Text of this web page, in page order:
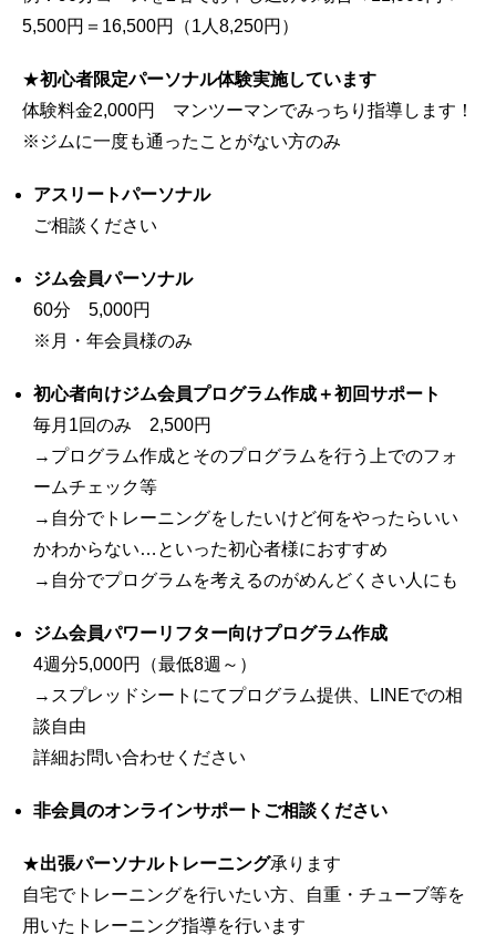
5,500円＝16,500円（1人8,250円）
★初心者限定パーソナル体験実施しています
体験料金2,000円 マンツーマンでみっちり指導します！
※ジムに一度も通ったことがない方のみ
アスリートパーソナル
ご相談ください
ジム会員パーソナル
60分 5,000円
※月・年会員様のみ
初心者向けジム会員プログラム作成＋初回サポート
毎月1回のみ 2,500円
→プログラム作成とそのプログラムを行う上でのフォ
ームチェック等
→自分でトレーニングをしたいけど何をやったらいい
かわからない…といった初心者様におすすめ
→自分でプログラムを考えるのがめんどくさい人にも
ジム会員パワーリフター向けプログラム作成
4週分5,000円（最低8週～）
→スプレッドシートにてプログラム提供、LINEでの相
談自由
詳細お問い合わせください
非会員のオンラインサポートご相談ください
★出張パーソナルトレーニング承ります
自宅でトレーニングを行いたい方、自重・チューブ等を
用いたトレーニング指導を行います